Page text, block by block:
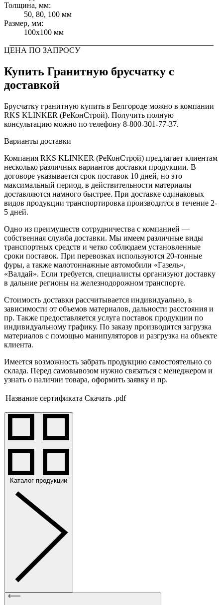
Толщина, мм:
50, 80, 100 мм
Размер, мм:
100x100 мм
ЦЕНА ПО ЗАПРОСУ
Купить Гранитную брусчатку c
доставкой
Брусчатку гранитную купить в Белгороде можно в компании
RKS KLINKER (РеКонСтрой). Получить полную
консультацию можно по телефону 8-800-301-77-37.
Варианты доставки
Компания RKS KLINKER (РеКонСтрой) предлагает клиентам
несколько различных вариантов доставки продукции. В
договоре указывается срок поставок 10 дней, но это
максимальный период, в действительности материалы
доставляются намного быстрее. При доставке одинаковых
видов продукции транспортировка производится в течение 2-
5 дней.
Одно из преимуществ сотрудничества с компанией —
собственная служба доставки. Мы имеем различные виды
транспортных средств и четко соблюдаем установленные
сроки поставок. При перевозках используются 20-тонные
фуры, а также малотоннажные автомобили «Газель»,
«Валдай». Если требуется, специалисты организуют доставку
в дальние регионы на железнодорожном транспорте.
Стоимость доставки рассчитывается индивидуально, в
зависимости от объемов материалов, дальности расстояния и
пр. Также предоставляется услуга поставок продукции по
индивидуальному графику. По заказу производится загрузка
материалов с помощью манипуляторов и разгрузка на объекте
клиента.
Имеется возможность забрать продукцию самостоятельно со
склада. Перед самовывозом нужно связаться с менеджером и
узнать о наличии товара, оформить заявку и пр.
Название сертификата Скачать .pdf
Каталог продукции